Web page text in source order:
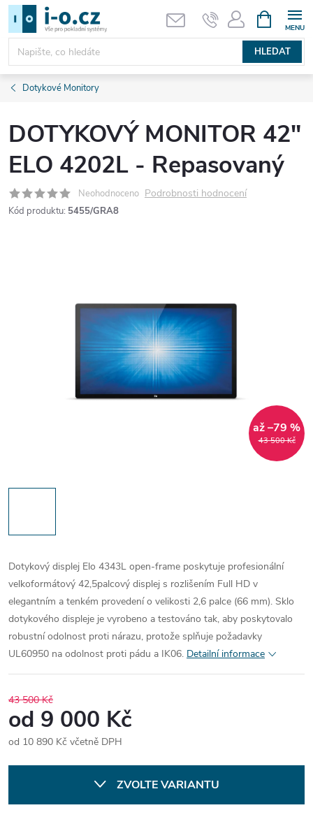
Přejít
obsah
HLEDAT
NÁKUPNÍ
KOŠÍK
Dotykové Monitory
DOTYKOVÝ MONITOR 42"
ELO 4202L - Repasovaný
Neohodnoceno Podrobnosti hodnocení
Kód produktu: 5455/GRA8
43 500 Kč
až –79 %
Dotykový displej Elo 4343L open-frame poskytuje profesionální
velkoformátový 42,5palcový displej s rozlišením Full HD v
elegantním a tenkém provedení o velikosti 2,6 palce (66 mm). Sklo
dotykového displeje je vyrobeno a testováno tak, aby poskytovalo
robustní odolnost proti nárazu, protože splňuje požadavky
UL60950 na odolnost proti pádu a IK06. Detailní informace
43 500 Kč
od 9 000 Kč
od 10 890 Kč včetně DPH
ZVOLTE VARIANTU